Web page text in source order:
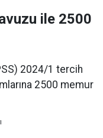
ile 2500
2024/1 tercih
2500 memur